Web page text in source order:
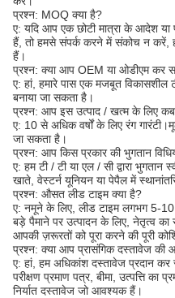
प्रश्न: MOQ क्या है?
ए: यदि आप एक छोटी मात्रा के आदेश या
हैं, तो हमसे संपर्क करने में संकोच न
हैं।
प्रश्न: क्या आप OEM या ओडीएम कर
ए: हां, हमारे पास एक मजबूत
बनाया जा सकता है।
प्रश्न: आप इस उत्पाद / खत्म के लिए
ए: 10 से अधिक वर्षों के लिए रंग
जा सकता है।
प्रश्न: आप किस प्रकार की भुगतान
ए: हम टी / टी या एल / सी द्वारा
खाते, वेस्टर्न यूनियन या पेपैल में
प्रश्न: औसत लीड टाइम क्या है?
ए: नमूने के लिए, लीड टाइम लगभग 5-10
बड़े पैमाने पर उत्पादन के लिए, नेतृत्व
आपकी ज़रूरतों को पूरा करने की पूरी
प्रश्न: क्या आप प्रासंगिक दस्तावेज की
ए: हां, हम अधिकांश दस्तावेज प्रदान
परीक्षण प्रमाण पत्र, बीमा, उत्पत्ति
निर्यात दस्तावेज जो आवश्यक हैं।